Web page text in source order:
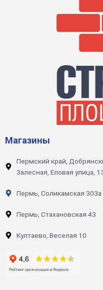
Магазины
Пермский край,
Залесная, Еловая улица,
Пермь, Соликамская 303а
Пермь, Стахановская 43
Култаево, Веселая 10